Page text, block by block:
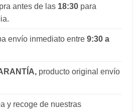
antes de las 18:30para
envío inmediato entre 9:30 a
producto original envío
y recoge de nuestras